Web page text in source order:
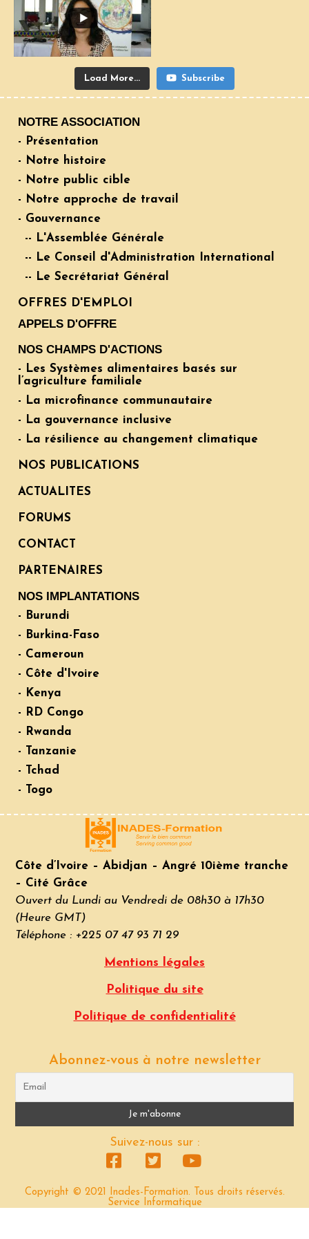
Load More... Subscribe
NOTRE ASSOCIATION
- Présentation
- Notre histoire
- Notre public cible
- Notre approche de travail
- Gouvernance
-- L'Assemblée Générale
-- Le Conseil d'Administration International
-- Le Secrétariat Général
OFFRES D'EMPLOI
APPELS D'OFFRE
NOS CHAMPS D'ACTIONS
- Les Systèmes alimentaires basés sur
l’agriculture familiale
- La microfinance communautaire
- La gouvernance inclusive
- La résilience au changement climatique
NOS PUBLICATIONS
ACTUALITES
FORUMS
CONTACT
PARTENAIRES
NOS IMPLANTATIONS
- Burundi
- Burkina-Faso
- Cameroun
- Côte d'Ivoire
- Kenya
- RD Congo
- Rwanda
- Tanzanie
- Tchad
- Togo
Côte d’Ivoire – Abidjan – Angré 10ième tranche
– Cité Grâce
Ouvert du Lundi au Vendredi de 08h30 à 17h30
(Heure GMT)
Téléphone : +225 07 47 93 71 29
Mentions légales
Politique du site
Politique de confidentialité
Abonnez-vous à notre newsletter
Suivez-nous sur :
Copyright © 2021 Inades-Formation. Tous droits réservés.
Service Informatique